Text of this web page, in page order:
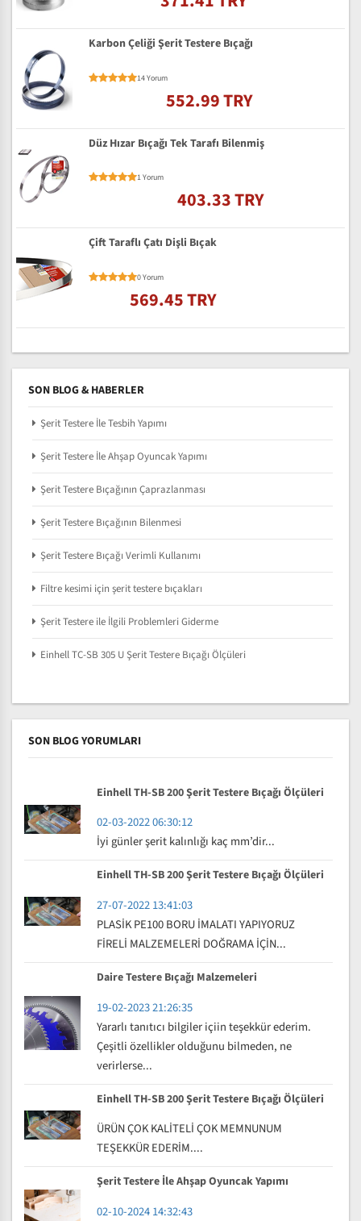
Karbon Çeliği Şerit Testere Bıçağı
14 Yorum
552.99 TRY
Düz Hızar Bıçağı Tek Tarafı Bilenmiş
1 Yorum
403.33 TRY
Çift Taraflı Çatı Dişli Bıçak
0 Yorum
569.45 TRY
SON BLOG & HABERLER
Şerit Testere İle Tesbih Yapımı
Şerit Testere İle Ahşap Oyuncak Yapımı
Şerit Testere Bıçağının Çaprazlanması
Şerit Testere Bıçağının Bilenmesi
Şerit Testere Bıçağı Verimli Kullanımı
Filtre kesimi için şerit testere bıçakları
Şerit Testere ile İlgili Problemleri Giderme
Einhell TC-SB 305 U Şerit Testere Bıçağı Ölçüleri
SON BLOG YORUMLARI
Einhell TH-SB 200 Şerit Testere Bıçağı Ölçüleri
02-03-2022 06:30:12
İyi günler şerit kalınlığı kaç mm’dir...
Einhell TH-SB 200 Şerit Testere Bıçağı Ölçüleri
27-07-2022 13:41:03
PLASİK PE100 BORU İMALATI YAPIYORUZ
FİRELİ MALZEMELERİ DOĞRAMA İÇİN...
Daire Testere Bıçağı Malzemeleri
19-02-2023 21:26:35
Yararlı tanıtıcı bilgiler içiin teşekkür ederim.
Çeşitli özellikler olduğunu bilmeden, ne
verirlerse...
Einhell TH-SB 200 Şerit Testere Bıçağı Ölçüleri
ÜRÜN ÇOK KALİTELİ ÇOK MEMNUNUM
TEŞEKKÜR EDERİM....
Şerit Testere İle Ahşap Oyuncak Yapımı
02-10-2024 14:32:43